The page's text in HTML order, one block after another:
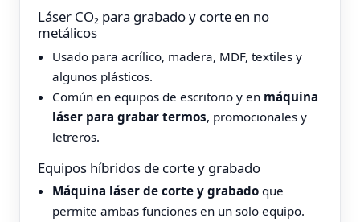
Láser CO₂ para grabado y corte en no
metálicos
Usado para acrílico, madera, MDF, textiles y
algunos plásticos.
Común en equipos de escritorio y en máquina
láser para grabar termos, promocionales y
letreros.
Equipos híbridos de corte y grabado
Máquina láser de corte y grabadoque
permite ambas funciones en un solo equipo.